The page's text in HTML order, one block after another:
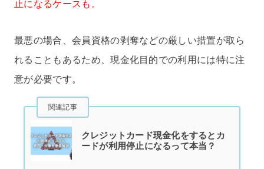
止になるケースも。
最悪の場合、会員資格の剥奪などの厳しい措置が取ら
れることもあるため、現金化目的での利用には特に注
意が必要です。
関連記事
クレジットカード現金化をするとカ
ードが利用停止になるって本当？